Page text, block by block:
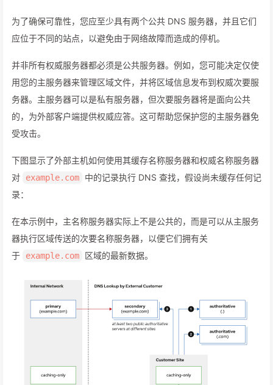
为了确保可靠性，您应至少具有两个公共 DNS 服务器，并且它们
应位于不同的站点，以避免由于网络故障而造成的停机。
并非所有权威服务器都必须是公共服务器。例如，您可能决定仅使
用您的主服务器来管理区域文件，并将区域信息发布到权威次要服
务器。主服务器可以是私有服务器，但次要服务器将是面向公共
的，为外部客户端提供权威应答。这可帮助您保护您的主服务器免
受攻击。
下图显示了外部主机如何使用其缓存名称服务器和权威名称服务器
对
example.com
中的记录执行 DNS 查找，假设尚未缓存任何记
录：
在本示例中，主名称服务器实际上不是公共的，而是可以从主服务
器执行区域传送的次要名称服务器，以便它们拥有关
于
example.com 区域的最新数据。